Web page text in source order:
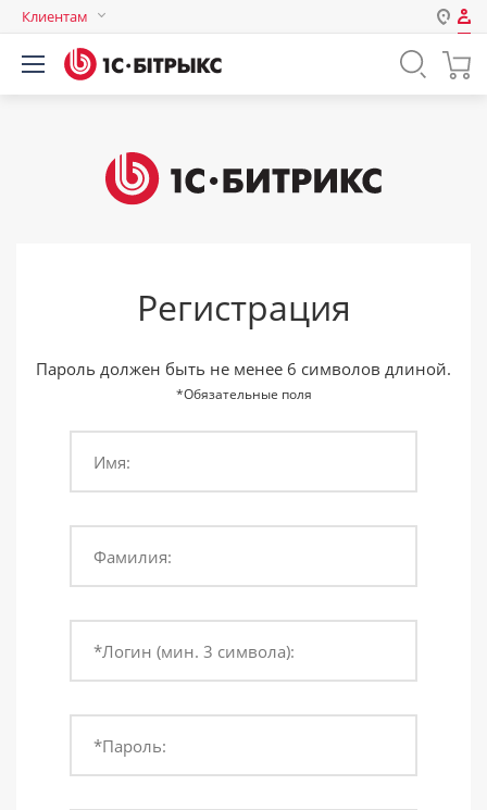
Клиентам
Авторизация
Логин
Запомнить меня на этом
компьютере
Забыли свой пароль?
Регистрация
Пароль должен быть не менее 6 символов длиной.
*Обязательные поля
Имя:
Фамилия:
*Логин (мин. 3 символа):
*Пароль: